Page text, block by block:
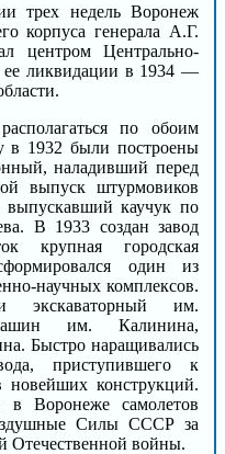
трех недель Воронеж
корпуса генерала А.Г.
центром Центрально-
ее ликвидации в 1934 —
по обоим
в 1932 были построены
наладивший перед
выпуск штурмовиков
каучук по
В 1933 создан завод
крупная городская
один из
научных комплексов.
экскаваторный им.
им. Калинина,
Быстро наращивались
приступившего к
новейших конструкций.
Воронеже самолетов
Силы СССР за
Отечественной войны.